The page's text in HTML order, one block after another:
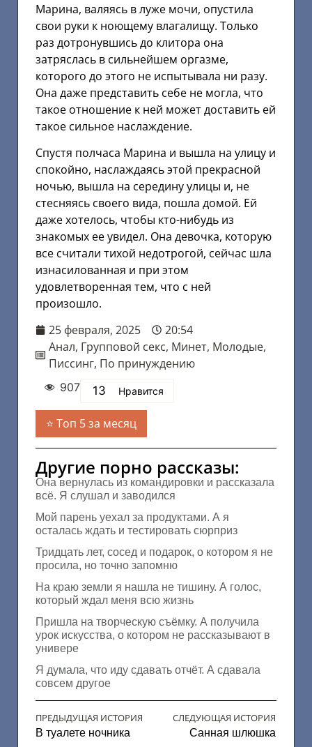
Марина, валяясь в луже мочи, опустила
свои руки к ноющему влагалищу. Только
раз дотронувшись до клитора она
затряслась в сильнейшем оргазме,
которого до этого не испытывала ни разу.
Она даже представить себе не могла, что
такое отношение к ней может доставить ей
такое сильное наслаждение.
Спустя полчаса Марина и вышла на улицу и
спокойно, наслаждаясь этой прекрасной
ночью, вышла на середину улицы и, не
стесняясь своего вида, пошла домой. Ей
даже хотелось, чтобы кто-нибудь из
знакомых ее увидел. Она девочка, которую
все считали тихой недотрогой, сейчас шла
изнасилованная и при этом
удовлетворенная тем, что с ней
произошло.
25 февраля, 2025
20:54
Анал, Групповой секс, Минет, Молодые,
Писсинг, По принуждению
907 13 Нравится
Топ 5 за месяц
Другие порно рассказы:
Она вернулась из командировки и рассказала
всё. Я слушал и заводился
Мой парень уехал за продуктами. А я
осталась ждать и тестировать сюрприз
Тридцать лет, сосед и подарок, о котором я не
просила, но точно запомню
На краю земли я нашла не тишину. А голос,
который ждал меня всю жизнь
Пришла на творческую съёмку. А получила
урок искусства, о котором не рассказывают в
универе
Я думала, что иду сдавать отчёт. А сдавала
совсем другое
ПРЕДЫДУЩАЯ ИСТОРИЯ
В туалете ночника
СЛЕДУЮЩАЯ ИСТОРИЯ
Санная шлюшка